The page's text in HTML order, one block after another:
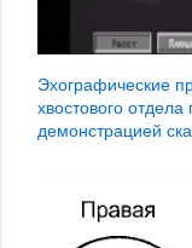
Эхографические
хвостового
демонстрацией